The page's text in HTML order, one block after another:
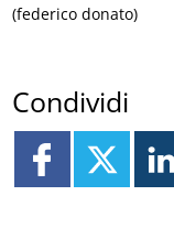
(federico donato)
Condividi